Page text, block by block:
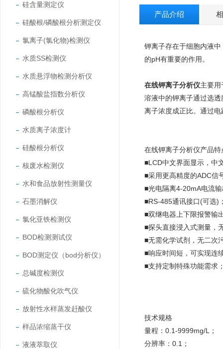
硅含量测定仪
硅酸根/磷酸根分析测定仪
氯离子(氯化物)检测仪
水质SS检测仪
水质悬浮物检测分析仪
高锰酸盐指数分析仪
磷酸根分析仪
水质离子浓度计
硅酸根分析仪
核废水检测仪
水和食品放射性测量仪
石墨消解仪
氯化亚铁检测仪
BOD检测测试仪
BOD测定仪（bod分析仪）
总碱度检测仪
硫化物酸化吹气仪
放射性水样蒸发赶酸仪
样品浓缩蒸干仪
液液萃取仪
产品介绍
钾离子存在于细胞内液
的pH有重要的作用。
在线钾离子分析仪主要
溶液中的钾离子通过选
离子浓度成正比。通过
在线钾离子分析仪产品特
■LCD中文界面显示，中
■采用更高精度的ADC信
■光电隔离4-20mA电流
■RS-485通讯接口(可选)
■双继电器上下限报警输
■探头直接浸入式测量，
■无需化学试剂，无二次
■响应时间短，可实现连
■支持定制特殊功能需求
技术规格
量程：0.1-9999mg/L；
分辨率：0.1；